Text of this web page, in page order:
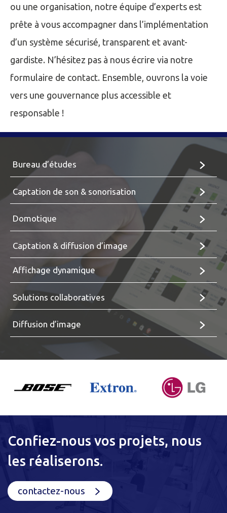
ou une organisation, notre équipe d’experts est
prête à vous accompagner dans l’implémentation
d’un système sécurisé, transparent et avant-
gardiste. N’hésitez pas à nous écrire via notre
formulaire de contact. Ensemble, ouvrons la voie
vers une gouvernance plus accessible et
responsable !
Bureau d’études
Captation de son & sonorisation
Domotique
Captation & diffusion d’image
Affichage dynamique
Solutions collaboratives
Diffusion d’image
Confiez-nous vos projets, nous
les réaliserons.
contactez-nous